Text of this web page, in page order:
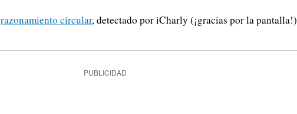
razonamiento circular, detectado por iCharly (¡gracias por la pantalla!)
PUBLICIDAD